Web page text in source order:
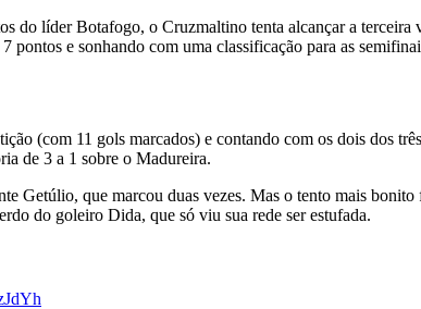
do líder Botafogo, o Cruzmaltino tenta alcançar a
pontos e sonhando com uma classificação para as
(com 11 gols marcados) e contando com os dois dos
de 3 a 1 sobre o Madureira.
Getúlio, que marcou duas vezes. Mas o tento mais
do goleiro Dida, que só viu sua rede ser estufada.